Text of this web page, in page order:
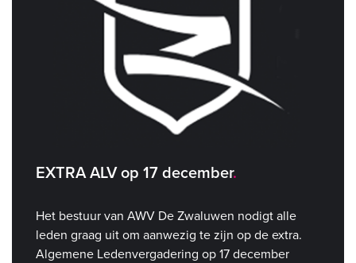
EXTRA ALV op 17 december
Het bestuur van AWV De Zwaluwen nodigt alle
leden graag uit om aanwezig te zijn op de extra.
Algemene Ledenvergadering op 17 december